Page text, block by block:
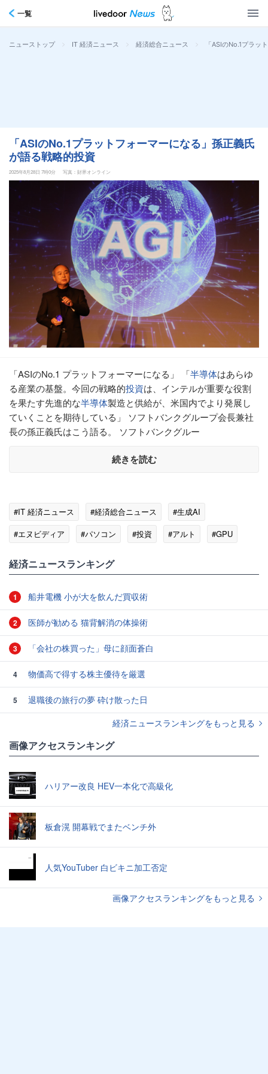
一覧
ニューストップ > IT 経済ニュース > 経済総合ニュース > 「ASIのNo.1プラッ
「ASIのNo.1プラットフォーマーになる」孫正義氏
が語る戦略的投資
2025年8月28日 7時0分 写真：財界オンライン
「ASIのNo.1 プラットフォーマーになる」 「半導体はあらゆ
る産業の基盤。今回の戦略的投資は、インテルが重要な役割
を果たす先進的な半導体製造と供給が、米国内でより発展し
ていくことを期待している」 ソフトバンクグループ会長兼社
長の孫正義氏はこう語る。 ソフトバンクグルー
続きを読む
#IT 経済ニュース #経済総合ニュース
#生成AI
#エヌビディア
#パソコン #投資 #アルト
#GPU
経済ニュースランキング
1 船井電機 小が大を飲んだ買収術
2 医師が勧める 猫背解消の体操術
3 「会社の株買った」母に顔面蒼白
4 物価高で得する株主優待を厳選
5
退職後の旅行の夢 砕け散った日
経済ニュースランキングをもっと見る
画像アクセスランキング
ハリアー改良 HEV一本化で高級化
板倉滉 開幕戦でまたベンチ外
人気YouTuber 白ビキニ加工否定
画像アクセスランキングをもっと見る